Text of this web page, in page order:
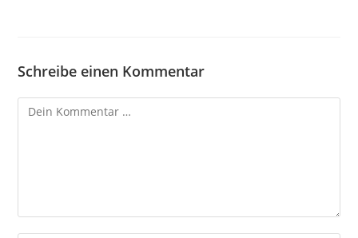
Schreibe einen Kommentar